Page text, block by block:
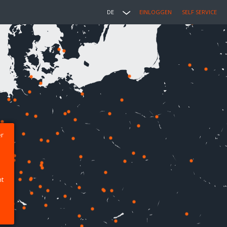
DE EINLOGGEN SELF SERVICE